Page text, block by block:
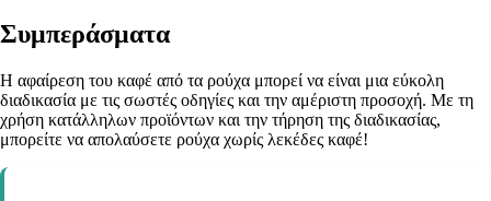
Συμπεράσματα
Η αφαίρεση του καφέ από τα ρούχα μπορεί να είναι μια εύκολη
διαδικασία με τις σωστές οδηγίες και την αμέριστη προσοχή. Με τη
χρήση κατάλληλων προϊόντων και την τήρηση της διαδικασίας,
μπορείτε να απολαύσετε ρούχα χωρίς λεκέδες καφέ!